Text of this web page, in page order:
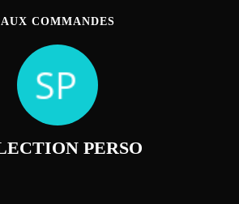
AUX COMMANDES
PERSO